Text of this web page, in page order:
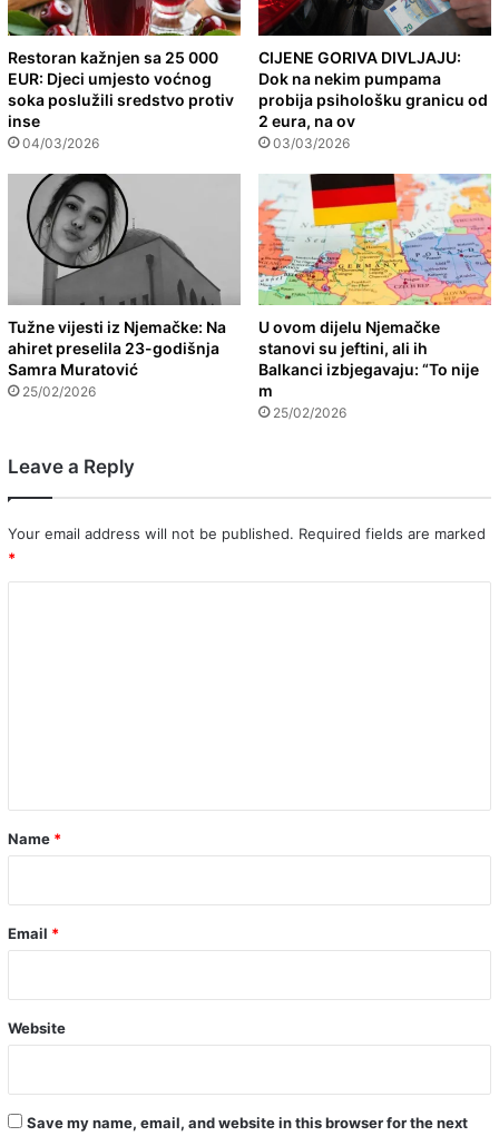
Restoran kažnjen sa 25 000
EUR: Djeci umjesto voćnog
soka poslužili sredstvo protiv
inse
04/03/2026
CIJENE GORIVA DIVLJAJU:
Dok na nekim pumpama
probija psihološku granicu od
2 eura, na ov
03/03/2026
Tužne vijesti iz Njemačke: Na
ahiret preselila 23-godišnja
Samra Muratović
25/02/2026
U ovom dijelu Njemačke
stanovi su jeftini, ali ih
Balkanci izbjegavaju: “To nije
m
25/02/2026
Leave a Reply
Your email address will not be published. Required fields are marked
*
*
Name *
Email *
Website
Save my name, email, and website in this browser for the next